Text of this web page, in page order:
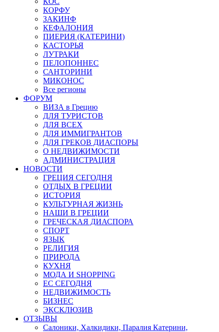
КОРФУ
ЗАКИНФ
КЕФАЛОНИЯ
ПИЕРИЯ (КАТЕРИНИ)
КАСТОРЬЯ
ЛУТРАКИ
ПЕЛОПОННЕС
САНТОРИНИ
МИКОНОС
Все регионы
ФОРУМ
ВИЗА в Грецию
ДЛЯ ТУРИСТОВ
ДЛЯ ВСЕХ
ДЛЯ ИММИГРАНТОВ
ДЛЯ ГРЕКОВ ДИАСПОРЫ
О НЕДВИЖИМОСТИ
АДМИНИСТРАЦИЯ
НОВОСТИ
ГРЕЦИЯ СЕГОДНЯ
ОТДЫХ В ГРЕЦИИ
ИСТОРИЯ
КУЛЬТУРНАЯ ЖИЗНЬ
НАШИ В ГРЕЦИИ
ГРЕЧЕСКАЯ ДИАСПОРА
СПОРТ
ЯЗЫК
РЕЛИГИЯ
ПРИРОДА
КУХНЯ
МОДА И SHOPPING
ЕС СЕГОДНЯ
НЕДВИЖИМОСТЬ
БИЗНЕС
ЭКСКЛЮЗИВ
ОТЗЫВЫ
Салоники, Халкидики, Паралия Катерини,